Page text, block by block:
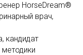
HorseDream®
врач,
кандидат
методики